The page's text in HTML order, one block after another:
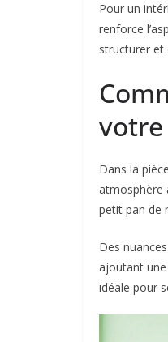
Pour un
renforce
structurer et
votre
Dans la
atmosphère
petit pan de
Des
ajoutant
idéale pour